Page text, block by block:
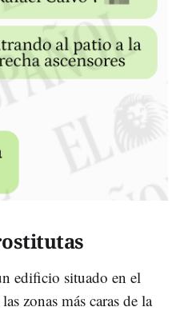
edificio situado en el
zonas más caras de la